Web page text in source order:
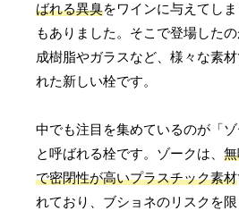
ばれる異臭をワインに与えてしま
もありました。そこで登場した
成樹脂やガラスなど、様々な素材
れた新しい栓です。
中でも注目を集めているのが「ゾ
と呼ばれる栓です。ゾークは、
で密閉性が高いプラスチック素材
れており、ブショネのリスクを限